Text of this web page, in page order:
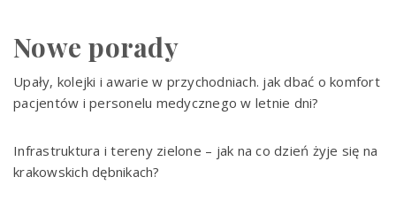
Nowe porady
Upały, kolejki i awarie w przychodniach. jak dbać o komfort
pacjentów i personelu medycznego w letnie dni?
Infrastruktura i tereny zielone – jak na co dzień żyje się na
krakowskich dębnikach?